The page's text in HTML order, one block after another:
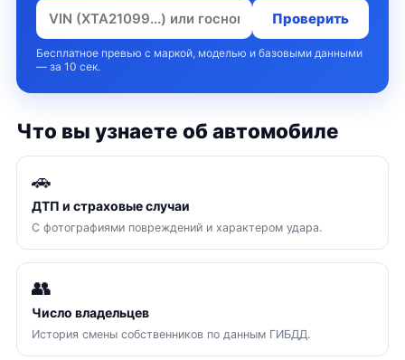
Проверить
Бесплатное превью с маркой, моделью и базовыми данными
— за 10 сек.
Что вы узнаете об автомобиле
🚗
ДТП и страховые случаи
С фотографиями повреждений и характером удара.
👥
Число владельцев
История смены собственников по данным ГИБДД.